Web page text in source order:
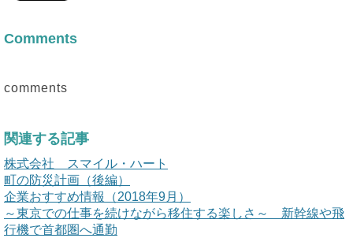
Comments
comments
関連する記事
株式会社 スマイル・ハート
町の防災計画（後編）
企業おすすめ情報（2018年9月）
～東京での仕事を続けながら移住する楽しさ～ 新幹線や飛
行機で首都圏へ通勤